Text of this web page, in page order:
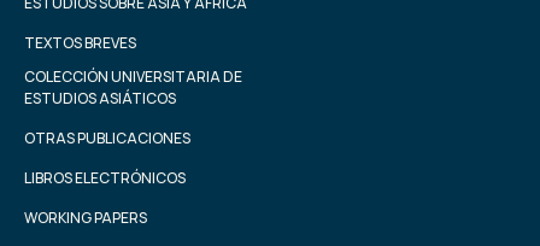
TEXTOS BREVES
COLECCIÓN UNIVERSITARIA DE
ESTUDIOS ASIÁTICOS
OTRAS PUBLICACIONES
LIBROS ELECTRÓNICOS
WORKING PAPERS